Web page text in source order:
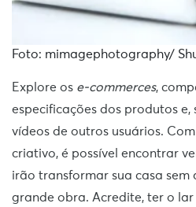
Foto: mimagephotography/
Explore os e-commerces,
especificações dos produtos e,
vídeos de outros usuários.
criativo, é possível encontrar
irão transformar sua casa sem
grande obra. Acredite, ter o lar